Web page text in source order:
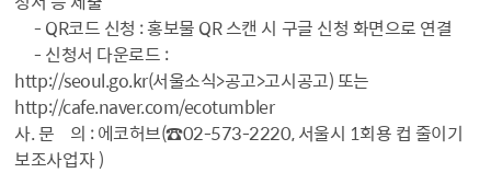
- QR코드 신청 : 홍보물 QR 스캔 시 구글 신청 화면으로 연결
- 신청서 다운로드 :
http://seoul.go.kr(서울소식>공고>고시공고)또는
http://cafe.naver.com/ecotumbler
사. 문 의 : 에코허브(☎02-573-2220, 서울시 1회용 컵 줄이기
보조사업자 )